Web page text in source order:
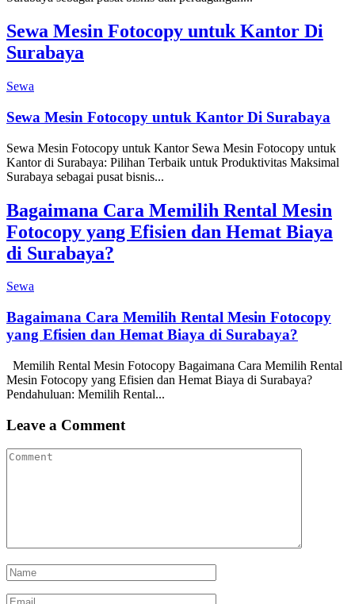
Sewa Mesin Fotocopy untuk Kantor Di
Surabaya
Sewa
Sewa Mesin Fotocopy untuk Kantor Di Surabaya
Sewa Mesin Fotocopy untuk Kantor Sewa Mesin Fotocopy untuk
Kantor di Surabaya: Pilihan Terbaik untuk Produktivitas Maksimal
Surabaya sebagai pusat bisnis...
Bagaimana Cara Memilih Rental Mesin
Fotocopy yang Efisien dan Hemat Biaya
di Surabaya?
Sewa
Bagaimana Cara Memilih Rental Mesin Fotocopy
yang Efisien dan Hemat Biaya di Surabaya?
Memilih Rental Mesin Fotocopy Bagaimana Cara Memilih Rental
Mesin Fotocopy yang Efisien dan Hemat Biaya di Surabaya?
Pendahuluan: Memilih Rental...
Leave a Comment